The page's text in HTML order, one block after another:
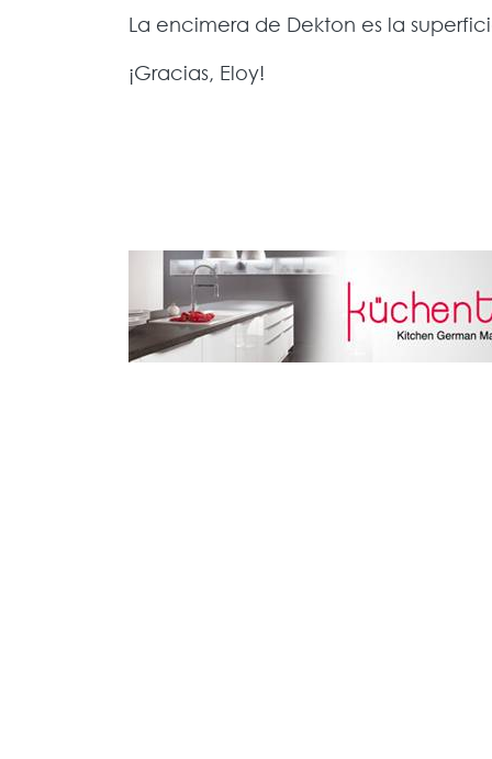
La encimera de Dekton es la
¡Gracias, Eloy!